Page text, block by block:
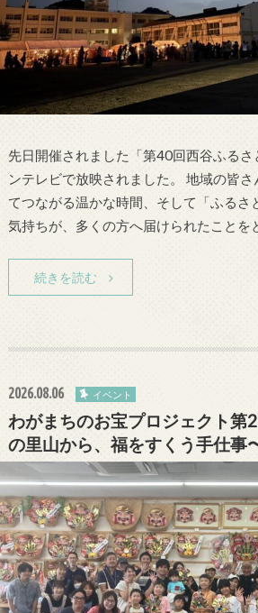
先日開催されました「第40回西谷ふる
ンテレビで放映されました。 地域の皆さ
てつながる温かな時間、そして「ふるさ
気持ちが、多くの方へ届けられたことを
続きを読む
2026.08.06 イベント
わがまちのお宝プロジェクト第
の里山から、福をすくう手仕事